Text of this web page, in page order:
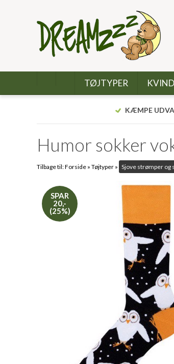
TØJTYPER
KÆMPE
Humor sokker
Tilbage til:Forside » Tøjtyper » Sjove strømper og
SPAR
20,-
(25%)